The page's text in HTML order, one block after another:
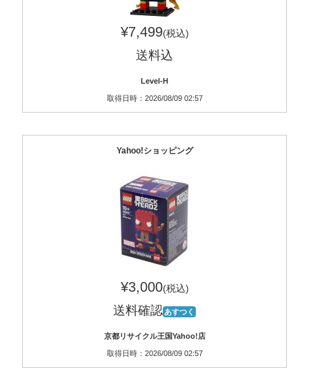
¥7,499(税込)
送料込
Level-H
取得日時：2026/08/09 02:57
Yahoo!ショッピング
¥3,000(税込)
送料確認 あすつく
京都リサイクル王国Yahoo!店
取得日時：2026/08/09 02:57